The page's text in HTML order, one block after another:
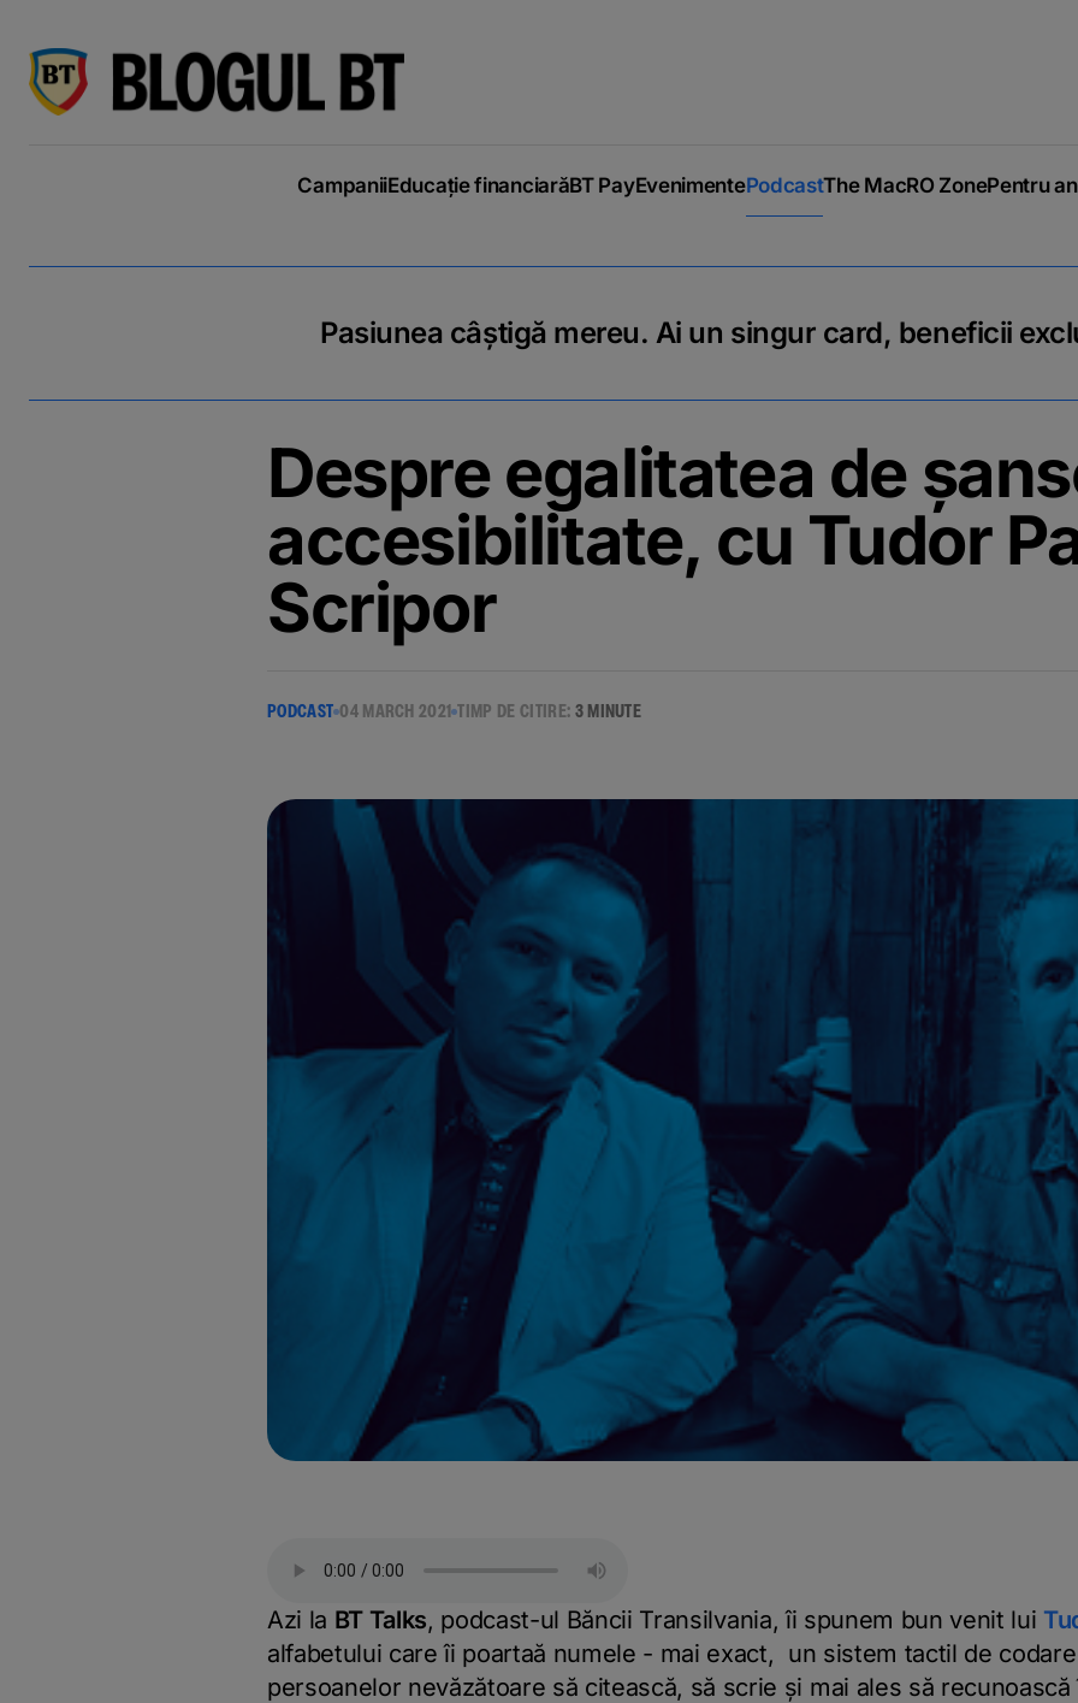
CampaniiEducație financiarăBT PayEvenimentePodcastThe MacRO ZonePentru
Pasiunea câștigă mereu. Ai un singur card, beneficii
Despre egalitatea de
accesibilitate, cu Tudor
Scripor
PODCAST 04 MARCH 2021 TIMP DE CITIRE: 3 MINUTE
Azi la BT Talks, podcast-ul Băncii Transilvania, îi spunem bun venit lui
alfabetului care îi poartaă numele - mai exact, un sistem tactil de
persoanelor nevăzătoare să citească, să scrie și mai ales să